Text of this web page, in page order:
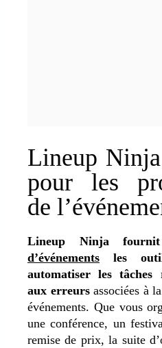
Lineup
pour les
de
Lineup Ninja
d’événements les
automatiser les tâches
aux erreursassociées à
événements. Que vous
une conférence, un
remise de prix, la suite